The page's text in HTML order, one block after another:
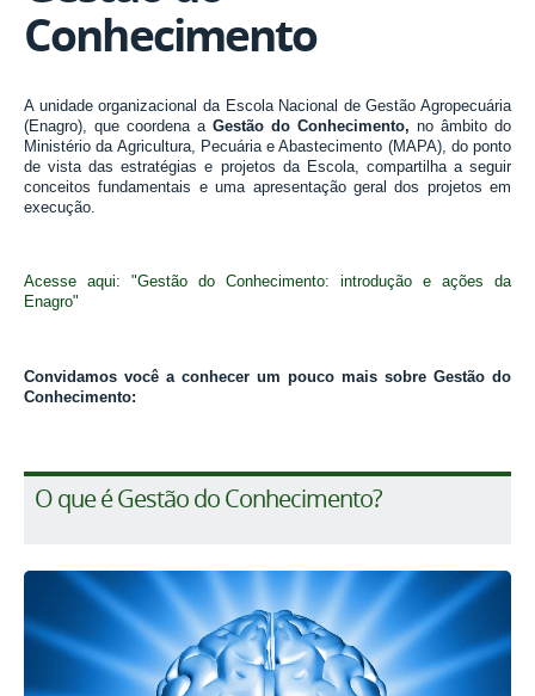
Conhecimento
A unidade organizacional da Escola Nacional de Gestão Agropecuária
(Enagro), que coordena a Gestão do Conhecimento, no âmbito do
Ministério da Agricultura, Pecuária e Abastecimento (MAPA), do ponto
de vista das estratégias e projetos da Escola, compartilha a seguir
conceitos fundamentais e uma apresentação geral dos projetos em
execução.
Acesse aqui: "Gestão do Conhecimento: introdução e ações da
Enagro"
Convidamos você a conhecer um pouco mais sobre Gestão do
Conhecimento:
O que é Gestão do Conhecimento?